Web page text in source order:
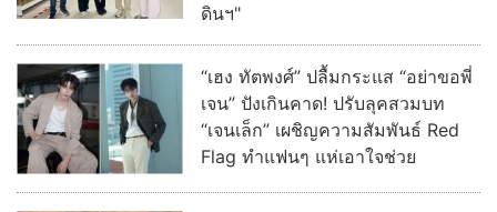
ดินฯ"
“เฮง ทัตพงศ์” ปลื้มกระแส “อย่าขอพี่
เจน” ปังเกินคาด! ปรับลุคสวมบท
“เจนเล็ก” เผชิญความสัมพันธ์ Red
Flag ทำแฟนๆ แห่เอาใจช่วย